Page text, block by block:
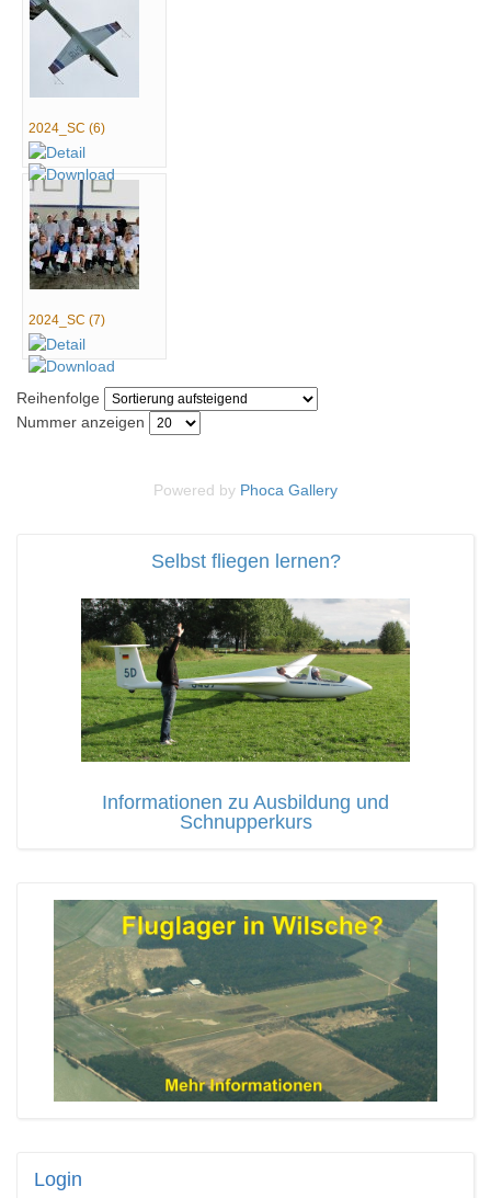
2024_SC (6)
2024_SC (7)
Reihenfolge
Nummer anzeigen
Powered by Phoca Gallery
Selbst fliegen lernen?
Informationen zu Ausbildung und
Schnupperkurs
Login